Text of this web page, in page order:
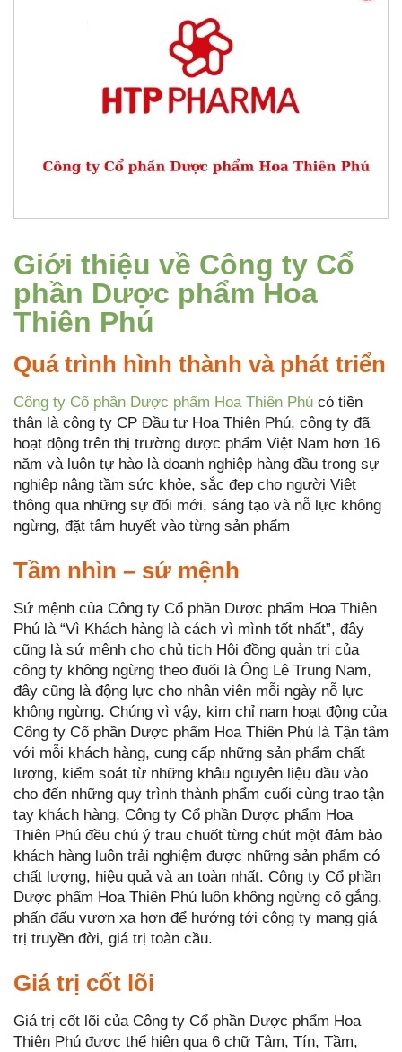
Giới thiệu về Công ty Cổ
phần Dược phẩm Hoa
Thiên Phú
Quá trình hình thành và phát triển
Công ty Cổ phần Dược phẩm Hoa Thiên Phú có tiền
thân là công ty CP Đầu tư Hoa Thiên Phú, công ty đã
hoạt động trên thị trường dược phẩm Việt Nam hơn 16
năm và luôn tự hào là doanh nghiệp hàng đầu trong sự
nghiệp nâng tầm sức khỏe, sắc đẹp cho người Việt
thông qua những sự đổi mới, sáng tạo và nỗ lực không
ngừng, đặt tâm huyết vào từng sản phẩm
Tầm nhìn – sứ mệnh
Sứ mệnh của Công ty Cổ phần Dược phẩm Hoa Thiên
Phú là “Vì Khách hàng là cách vì mình tốt nhất”, đây
cũng là sứ mệnh cho chủ tịch Hội đồng quản trị của
công ty không ngừng theo đuổi là Ông Lê Trung Nam,
đây cũng là động lực cho nhân viên mỗi ngày nỗ lực
không ngừng. Chúng vì vậy, kim chỉ nam hoạt động của
Công ty Cổ phần Dược phẩm Hoa Thiên Phú là Tận tâm
với mỗi khách hàng, cung cấp những sản phẩm chất
lượng, kiểm soát từ những khâu nguyên liệu đầu vào
cho đến những quy trình thành phẩm cuối cùng trao tận
tay khách hàng, Công ty Cổ phần Dược phẩm Hoa
Thiên Phú đều chú ý trau chuốt từng chút một đảm bảo
khách hàng luôn trải nghiệm được những sản phẩm có
chất lượng, hiệu quả và an toàn nhất. Công ty Cổ phần
Dược phẩm Hoa Thiên Phú luôn không ngừng cố gắng,
phấn đấu vươn xa hơn để hướng tới công ty mang giá
trị truyền đời, giá trị toàn cầu.
Giá trị cốt lõi
Giá trị cốt lõi của Công ty Cổ phần Dược phẩm Hoa
Thiên Phú được thể hiện qua 6 chữ Tâm, Tín, Tầm,